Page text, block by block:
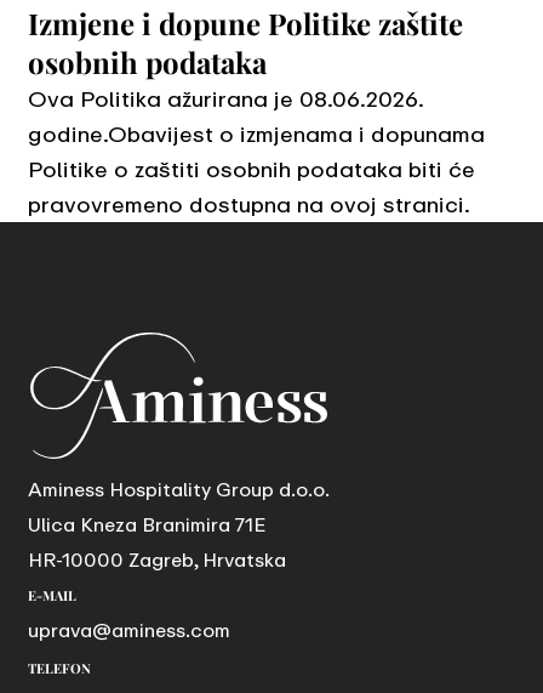
Izmjene i dopune Politike zaštite
osobnih podataka
Ova Politika ažurirana je 08.06.2026.
godine.Obavijest o izmjenama i dopunama
Politike o zaštiti osobnih podataka biti će
pravovremeno dostupna na ovoj stranici.
Aminess Hospitality Group d.o.o.
Ulica Kneza Branimira 71E
HR-10000 Zagreb, Hrvatska
E-MAIL
uprava@aminess.com
TELEFON